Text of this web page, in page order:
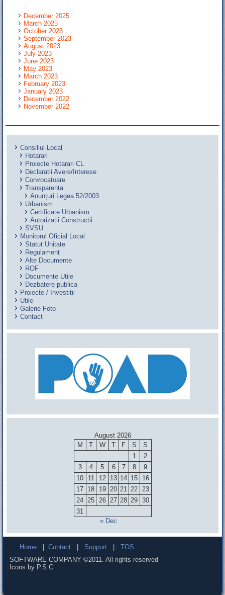
December 2025
March 2025
October 2023
September 2023
August 2023
July 2023
June 2023
May 2023
March 2023
February 2023
January 2023
December 2022
November 2022
Consiliul Local
Hotarari
Proiecte Hotarari CL
Declaratii Avere/Interese
Convocatoare
Transparenta
Anunțuri Legea 52/2003
Urbanism
Certificate Urbanism
Autorizatii Constructii
SVSU
Monitorul Oficial Local
Statut Unitate
Regulament
Alte Documente
ROF
Documente Utile
Dezbatere publica
Proiecte / Investitii
Utile
Galerie Foto
Contact
August 2026
M
T W T F S
S
1
2
3
4 5 6 7 8
9
10
11 12 13 14 15
16
17 18 19 20 21 22 23
24 25 26 27 28 29 30
31
« Dec
Home |Contact Support |TOS
SOFTWARE COMPANY ©2011. All rights reserved
Icons by P.S.C